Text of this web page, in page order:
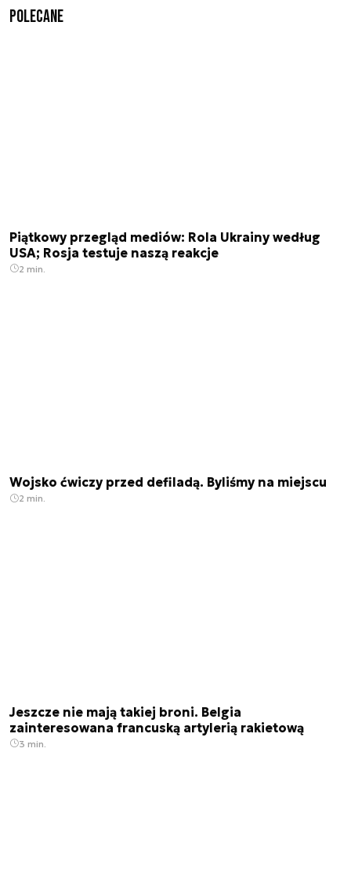
Polecane
Piątkowy przegląd mediów: Rola Ukrainy według
USA; Rosja testuje naszą reakcje
2 min.
Wojsko ćwiczy przed defiladą. Byliśmy na miejscu
2 min.
Jeszcze nie mają takiej broni. Belgia
zainteresowana francuską artylerią rakietową
3 min.